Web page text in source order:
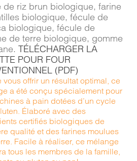
de riz brun biologique, farine
biologique, fécule de
biologique, fécule de
de terre biologique, gomme
TÉLÉCHARGER LA
POUR FOUR
(PDF)
vous offrir un résultat optimal, ce
a été conçu spécialement pour
à pain dotées d’un cycle
Élaboré avec des
certifiés biologiques de
qualité et des farines moulues
Facile à réaliser, ce mélange
tous les membres de la famille,